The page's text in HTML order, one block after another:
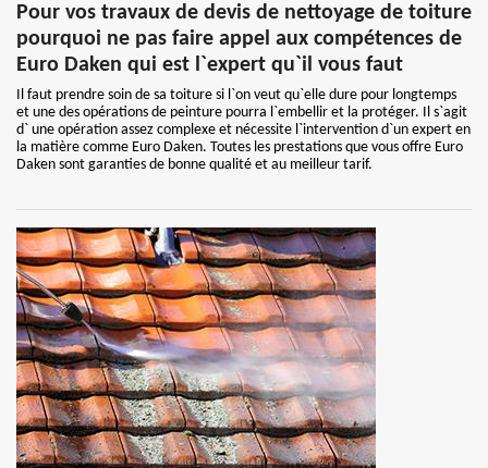
Pour vos travaux de devis de nettoyage de toiture
pourquoi ne pas faire appel aux compétences de
Euro Daken qui est l`expert qu`il vous faut
Il faut prendre soin de sa toiture si l`on veut qu`elle dure pour longtemps
et une des opérations de peinture pourra l`embellir et la protéger. Il s`agit
d` une opération assez complexe et nécessite l`intervention d`un expert en
la matière comme Euro Daken. Toutes les prestations que vous offre Euro
Daken sont garanties de bonne qualité et au meilleur tarif.